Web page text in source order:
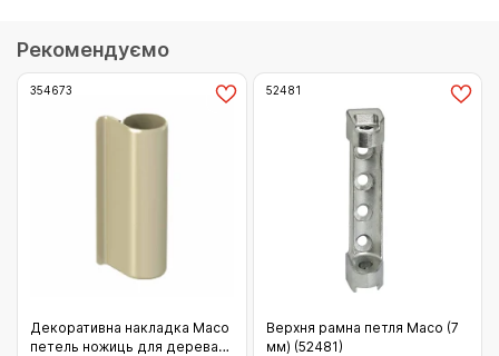
Рекомендуємо
354673
Декоративна накладка Maco
петель ножиць для дерева
52481
Верхня рамна петля Масо (7
мм) (52481)